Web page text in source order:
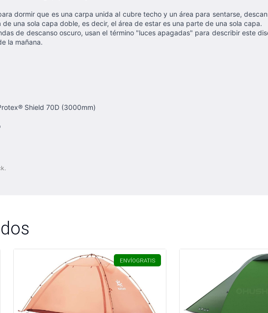
dormir que es una carpa unida al cubre techo y un área para sentarse,
una sola capa doble, es decir, el área de estar es una parte de una sola capa.
de descanso oscuro, usan el término "luces apagadas" para describir este
la mañana.
Shield 70D (3000mm)
ENVÍOGRATIS